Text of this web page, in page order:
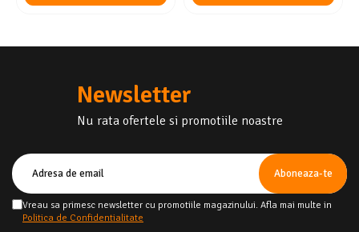
Newsletter
Nu rata ofertele si promotiile noastre
Vreau sa primesc newsletter cu promotiile magazinului. Afla mai multe in
Politica de Confidentialitate